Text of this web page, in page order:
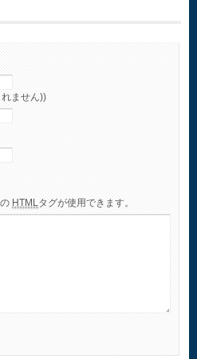
ません))
HTMLタグが使用できます。